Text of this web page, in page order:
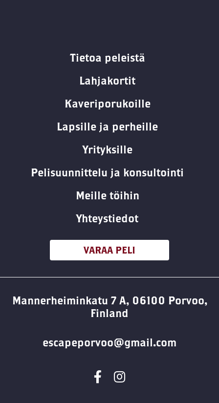
Tietoa peleistä
Lahjakortit
Kaveriporukoille
Lapsille ja perheille
Yrityksille
Pelisuunnittelu ja konsultointi
Meille töihin
Yhteystiedot
VARAA PELI
Mannerheiminkatu 7 A, 06100 Porvoo,
Finland
escapeporvoo@gmail.com